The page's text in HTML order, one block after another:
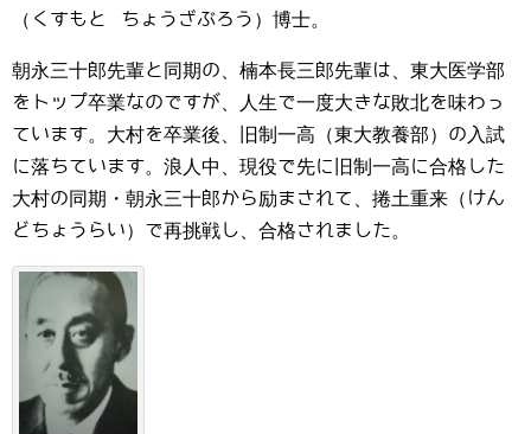
（くすもと ちょうざぶろう）博士。
朝永三十郎先輩と同期の、楠本長三郎先輩は、東大医学部
をトップ卒業なのですが、人生で一度大きな敗北を味わっ
ています。大村を卒業後、旧制一高（東大教養部）の入試
に落ちています。浪人中、現役で先に旧制一高に合格した
大村の同期・朝永三十郎から励まされて、捲土重来（けん
どちょうらい）で再挑戦し、合格されました。